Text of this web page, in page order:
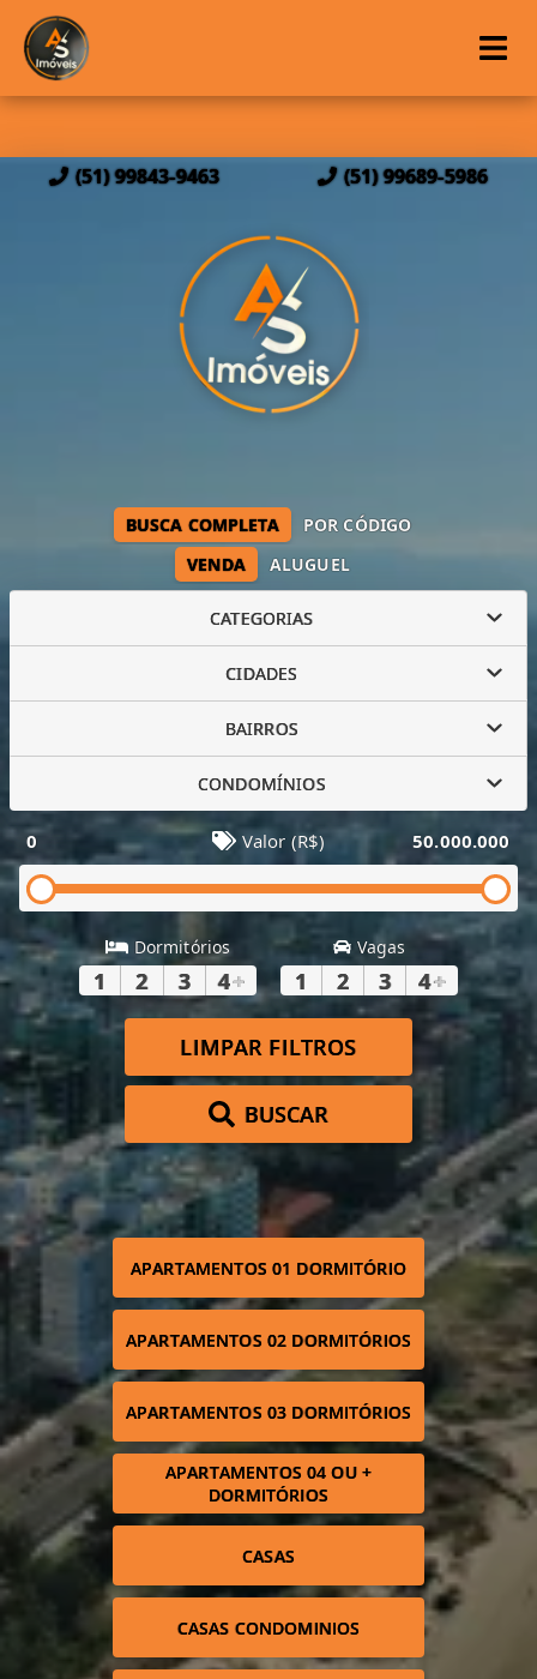
(51) 99843-9463 (51) 99689-5986
VENDA ALUGUEL
BUSCA COMPLETA POR CÓDIGO
CATEGORIAS
CIDADES
BAIRROS
CONDOMÍNIOS
0 Valor (R$) 50.000.000
Dormitórios
1 2 3 4+
Vagas
1 2 3 4+
LIMPAR FILTROS
BUSCAR
APARTAMENTOS 01 DORMITÓRIO
APARTAMENTOS 02 DORMITÓRIOS
APARTAMENTOS 03 DORMITÓRIOS
APARTAMENTOS 04 OU +
DORMITÓRIOS
CASAS
CASAS CONDOMINIOS